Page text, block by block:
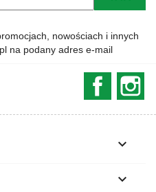
nowościach i innych
na podany adres e-mail

